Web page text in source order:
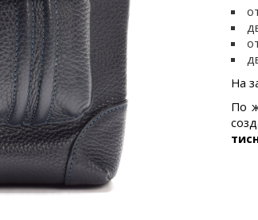
На
По